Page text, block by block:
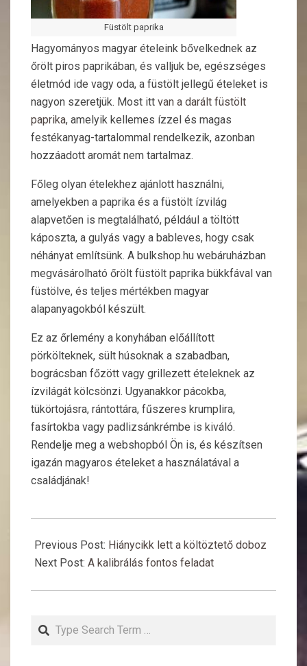
Füstölt paprika
Hagyományos magyar ételeink bővelkednek az
őrölt piros paprikában, és valljuk be, egészséges
életmód ide vagy oda, a füstölt jellegű ételeket is
nagyon szeretjük. Most itt van a darált füstölt
paprika, amelyik kellemes ízzel és magas
festékanyag-tartalommal rendelkezik, azonban
hozzáadott aromát nem tartalmaz.
Főleg olyan ételekhez ajánlott használni,
amelyekben a paprika és a füstölt ízvilág
alapvetően is megtalálható, például a töltött
káposzta, a gulyás vagy a bableves, hogy csak
néhányat említsünk. A bulkshop.hu webáruházban
megvásárolható őrölt füstölt paprika bükkfával van
füstölve, és teljes mértékben magyar
alapanyagokból készült.
Ez az őrlemény a konyhában előállított
pörkölteknek, sült húsoknak a szabadban,
bográcsban főzött vagy grillezett ételeknek az
ízvilágát kölcsönzi. Ugyanakkor pácokba,
tükörtojásra, rántottára, fűszeres krumplira,
fasírtokba vagy padlizsánkrémbe is kiváló.
Rendelje meg a webshopból Ön is, és készítsen
igazán magyaros ételeket a használatával a
családjának!
04-
04
Previous Post: Hiánycikk lett a költöztető doboz
Next Post: A kalibrálás fontos feladat
Search